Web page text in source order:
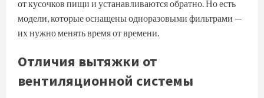
от кусочков пищи и устанавливаются обратно. Но есть
модели, которые оснащены одноразовыми фильтрами —
их нужно менять время от времени.
Отличия вытяжки от
вентиляционной системы